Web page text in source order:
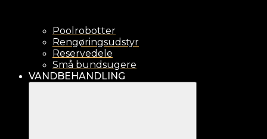
Poolrobotter
Rengøringsudstyr
Reservedele
Små bundsugere
VANDBEHANDLING